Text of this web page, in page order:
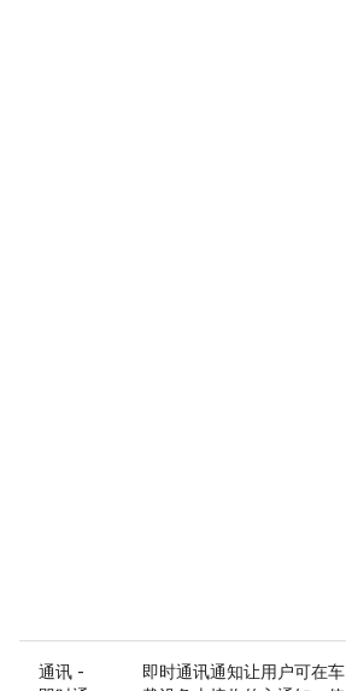
通讯 -
即时通讯通知让用户可在车